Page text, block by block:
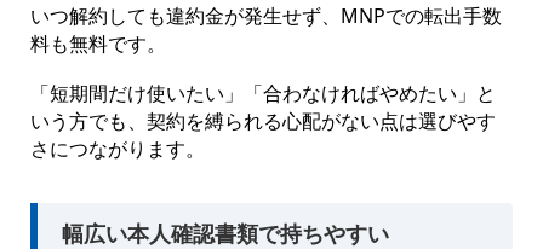
いつ解約しても違約金が発生せず、MNPでの転出手数
料も無料です。
「短期間だけ使いたい」「合わなければやめたい」と
いう方でも、契約を縛られる心配がない点は選びやす
さにつながります。
幅広い本人確認書類で持ちやすい